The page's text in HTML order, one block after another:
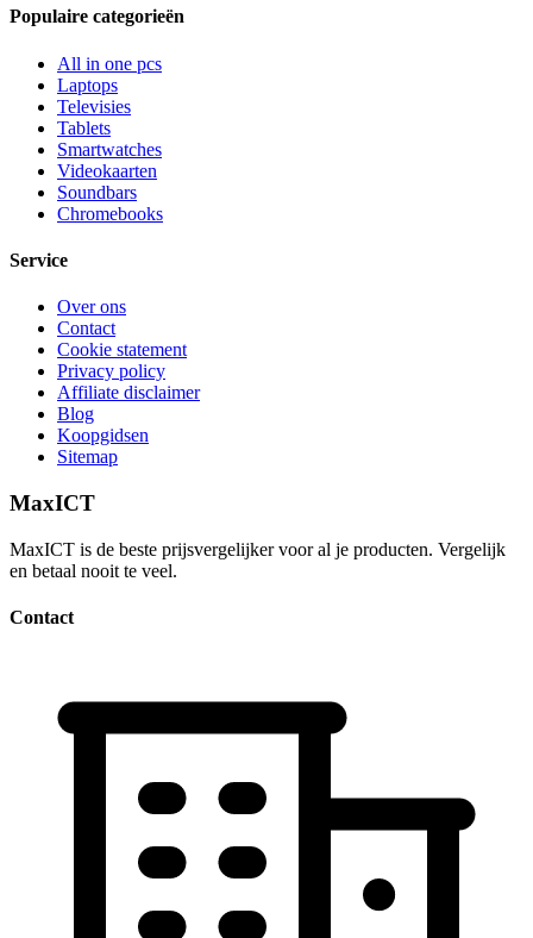
Populaire categorieën
All in one pcs
Laptops
Televisies
Tablets
Smartwatches
Videokaarten
Soundbars
Chromebooks
Service
Over ons
Contact
Cookie statement
Privacy policy
Affiliate disclaimer
Blog
Koopgidsen
Sitemap
MaxICT
MaxICT is de beste prijsvergelijker voor al je producten. Vergelijk
en betaal nooit te veel.
Contact